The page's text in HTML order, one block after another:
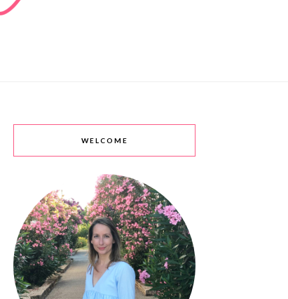
WELCOME